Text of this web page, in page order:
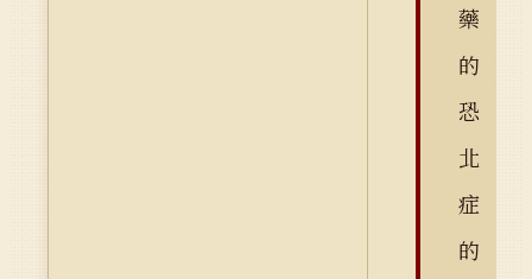
藥
的
恐
北
症
的